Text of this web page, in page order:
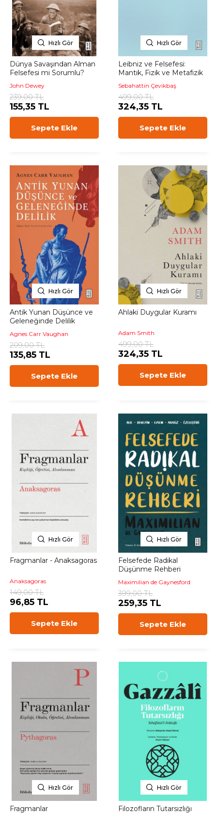
Hızlı Gör
Dünya Savaşından Alman
Felsefesi mi Sorumlu?
John Dewey
239,00 TL
155,35 TL
Sepete Ekle
Hızlı Gör
Leibniz ve Felsefesi:
Mantık, Fizik ve Metafizik
Sebahattin Çevikbaş
499,00 TL
324,35 TL
Sepete Ekle
Hızlı Gör
Antik Yunan Düşünce ve
Geleneğinde Delilik
Agnes Carr Vaughan
209,00 TL
135,85 TL
Sepete Ekle
Hızlı Gör
Ahlaki Duygular Kuramı
Adam Smith
499,00 TL
324,35 TL
Sepete Ekle
Hızlı Gör
Fragmanlar - Anaksagoras
Anaksagoras
149,00 TL
96,85 TL
Sepete Ekle
Hızlı Gör
Felsefede Radikal
Düşünme Rehberi
Maximilian de Gaynesford
399,00 TL
259,35 TL
Sepete Ekle
Hızlı Gör
Fragmanlar
Hızlı Gör
Filozofların Tutarsızlığı